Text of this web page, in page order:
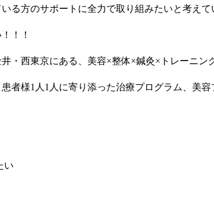
る方のサポートに全力で取り組みたいと考えて
！！
・西東京にある、美容×整体×鍼灸× トレーニン
者様1 人 1 人に寄り添った治療プログラム、美
い